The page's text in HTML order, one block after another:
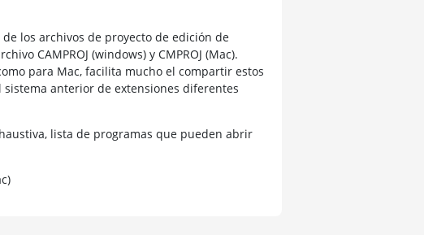
los archivos de proyecto de edición de
CAMPROJ (windows) y CMPROJ (Mac).
para Mac, facilita mucho el compartir estos
anterior de extensiones diferentes
lista de programas que pueden abrir